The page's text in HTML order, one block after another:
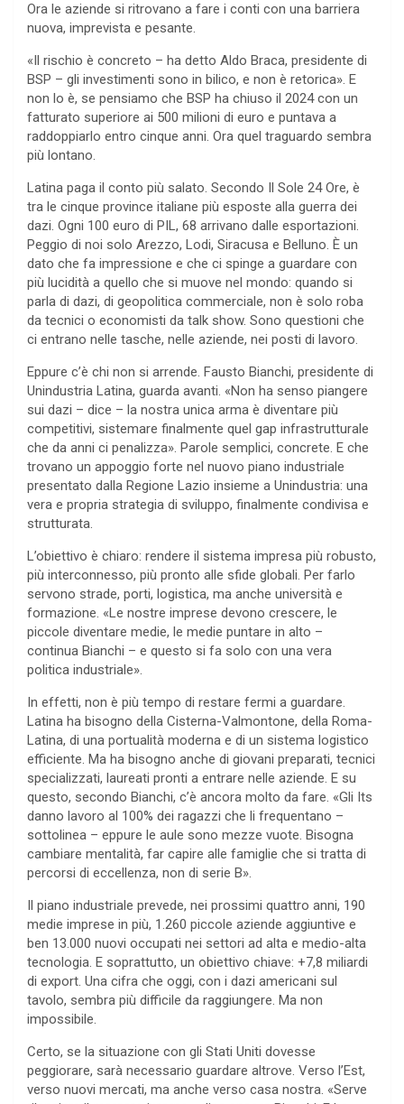
Ora le aziende si ritrovano a fare i conti con una barriera
nuova, imprevista e pesante.
«Il rischio è concreto – ha detto Aldo Braca, presidente di
BSP – gli investimenti sono in bilico, e non è retorica». E
non lo è, se pensiamo che BSP ha chiuso il 2024 con un
fatturato superiore ai 500 milioni di euro e puntava a
raddoppiarlo entro cinque anni. Ora quel traguardo sembra
più lontano.
Latina paga il conto più salato. Secondo Il Sole 24 Ore, è
tra le cinque province italiane più esposte alla guerra dei
dazi. Ogni 100 euro di PIL, 68 arrivano dalle esportazioni.
Peggio di noi solo Arezzo, Lodi, Siracusa e Belluno. È un
dato che fa impressione e che ci spinge a guardare con
più lucidità a quello che si muove nel mondo: quando si
parla di dazi, di geopolitica commerciale, non è solo roba
da tecnici o economisti da talk show. Sono questioni che
ci entrano nelle tasche, nelle aziende, nei posti di lavoro.
Eppure c’è chi non si arrende. Fausto Bianchi, presidente di
Unindustria Latina, guarda avanti. «Non ha senso piangere
sui dazi – dice – la nostra unica arma è diventare più
competitivi, sistemare finalmente quel gap infrastrutturale
che da anni ci penalizza». Parole semplici, concrete. E che
trovano un appoggio forte nel nuovo piano industriale
presentato dalla Regione Lazio insieme a Unindustria: una
vera e propria strategia di sviluppo, finalmente condivisa e
strutturata.
L’obiettivo è chiaro: rendere il sistema impresa più robusto,
più interconnesso, più pronto alle sfide globali. Per farlo
servono strade, porti, logistica, ma anche università e
formazione. «Le nostre imprese devono crescere, le
piccole diventare medie, le medie puntare in alto –
continua Bianchi – e questo si fa solo con una vera
politica industriale».
In effetti, non è più tempo di restare fermi a guardare.
Latina ha bisogno della Cisterna-Valmontone, della Roma-
Latina, di una portualità moderna e di un sistema logistico
efficiente. Ma ha bisogno anche di giovani preparati, tecnici
specializzati, laureati pronti a entrare nelle aziende. E su
questo, secondo Bianchi, c’è ancora molto da fare. «Gli Its
danno lavoro al 100% dei ragazzi che li frequentano –
sottolinea – eppure le aule sono mezze vuote. Bisogna
cambiare mentalità, far capire alle famiglie che si tratta di
percorsi di eccellenza, non di serie B».
Il piano industriale prevede, nei prossimi quattro anni, 190
medie imprese in più, 1.260 piccole aziende aggiuntive e
ben 13.000 nuovi occupati nei settori ad alta e medio-alta
tecnologia. E soprattutto, un obiettivo chiave: +7,8 miliardi
di export. Una cifra che oggi, con i dazi americani sul
tavolo, sembra più difficile da raggiungere. Ma non
impossibile.
Certo, se la situazione con gli Stati Uniti dovesse
peggiorare, sarà necessario guardare altrove. Verso l’Est,
verso nuovi mercati, ma anche verso casa nostra. «Serve